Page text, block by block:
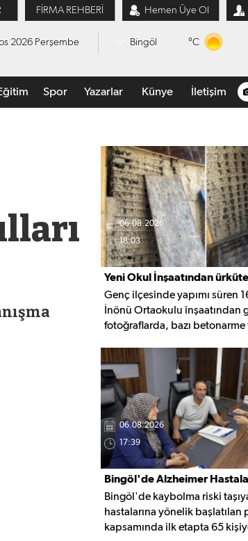
FİRMA REHBERİ Hemen Üye Ol
2026 Perşembe Bingöl °C
Spor Yazarlar Künye İletişim
06.08.2026
18:03
Yeni Okul İnşaatından
Genç ilçesinde yapımı süren
İnönü Ortaokulu inşaatından
fotoğraflarda, bazı betonarme
donatı demirleri görülüyor.
yapı kalitesine ilişkin soru
oluştururken, yetkili
inceleme yapması çağrısı
06.08.2026
17:39
Bingöl'de Alzheimer
Takip Desteği
Bingöl'de kaybolma riski
hastalarına yönelik başlatılan
kapsamında ilk etapta 65